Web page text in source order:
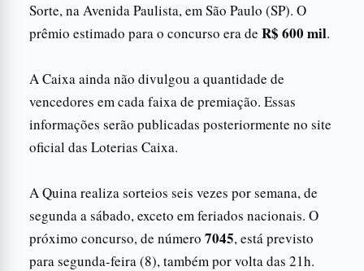
Sorte, na Avenida Paulista, em São Paulo (SP). O
prêmio estimado para o concurso era de R$ 600 mil.
A Caixa ainda não divulgou a quantidade de
vencedores em cada faixa de premiação. Essas
informações serão publicadas posteriormente no site
oficial das Loterias Caixa.
A Quina realiza sorteios seis vezes por semana, de
segunda a sábado, exceto em feriados nacionais. O
próximo concurso, de número 7045, está previsto
para segunda-feira (8), também por volta das 21h.